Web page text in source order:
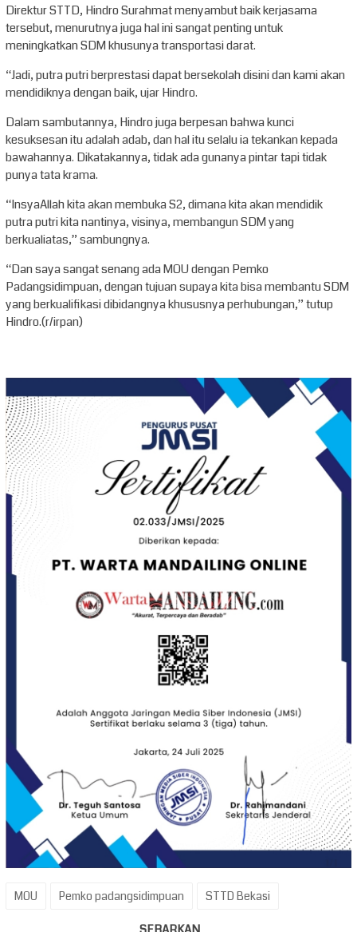
Direktur STTD, Hindro Surahmat menyambut baik kerjasama
tersebut, menurutnya juga hal ini sangat penting untuk
meningkatkan SDM khusunya transportasi darat.
“Jadi, putra putri berprestasi dapat bersekolah disini dan kami akan
mendidiknya dengan baik, ujar Hindro.
Dalam sambutannya, Hindro juga berpesan bahwa kunci
kesuksesan itu adalah adab, dan hal itu selalu ia tekankan kepada
bawahannya. Dikatakannya, tidak ada gunanya pintar tapi tidak
punya tata krama.
“InsyaAllah kita akan membuka S2, dimana kita akan mendidik
putra putri kita nantinya, visinya, membangun SDM yang
berkualiatas,” sambungnya.
“Dan saya sangat senang ada MOU dengan Pemko
Padangsidimpuan, dengan tujuan supaya kita bisa membantu SDM
yang berkualifikasi dibidangnya khususnya perhubungan,” tutup
Hindro.(r/irpan)
MOU Pemko padangsidimpuan STTD Bekasi